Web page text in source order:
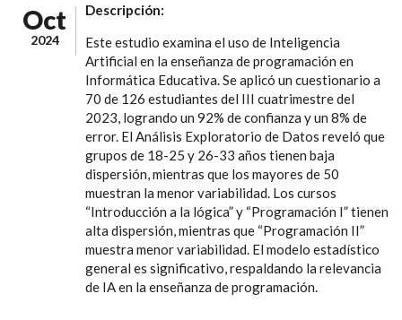
Oct
2024
Descripción:
Este estudio examina el uso de Inteligencia
Artificial en la enseñanza de programación en
Informática Educativa. Se aplicó un cuestionario a
70 de 126 estudiantes del III cuatrimestre del
2023, logrando un 92% de confianza y un 8% de
error. El Análisis Exploratorio de Datos reveló que
grupos de 18-25 y 26-33 años tienen baja
dispersión, mientras que los mayores de 50
muestran la menor variabilidad. Los cursos
“Introducción a la lógica” y “Programación I” tienen
alta dispersión, mientras que “Programación II”
muestra menor variabilidad. El modelo estadístico
general es significativo, respaldando la relevancia
de IA en la enseñanza de programación.